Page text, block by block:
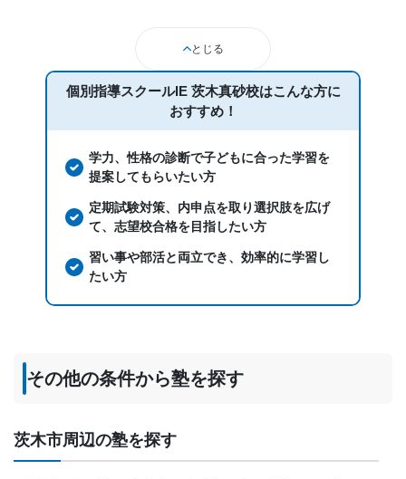
とじる
個別指導スクールIE 茨木真砂校はこんな方に
おすすめ！
学力、性格の診断で子どもに合った学習を
提案してもらいたい方
定期試験対策、内申点を取り選択肢を広げ
て、志望校合格を目指したい方
習い事や部活と両立でき、効率的に学習し
たい方
その他の条件から塾を探す
茨木市周辺の塾を探す